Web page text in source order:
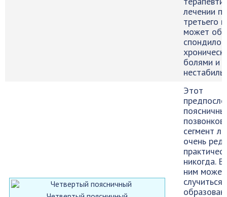
лечении
третьего
может
болями и
Этот
сегмент
очень
никогда.
ним может
случиться,